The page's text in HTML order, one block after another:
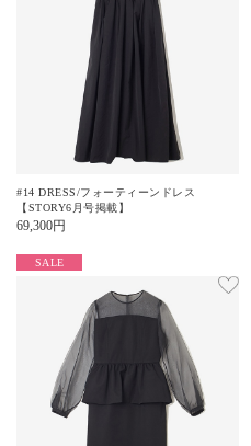
#14 DRESS/フォーティーンドレス
【STORY6月号掲載】
69,300円
SALE